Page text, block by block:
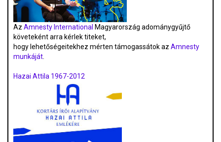
Az Amnesty International Magyarország adománygyűjtő
követeként arra kérlek titeket,
hogy lehetőségeitekhez mérten támogassátok az Amnesty
munkáját
Hazai Attila 1967-2012